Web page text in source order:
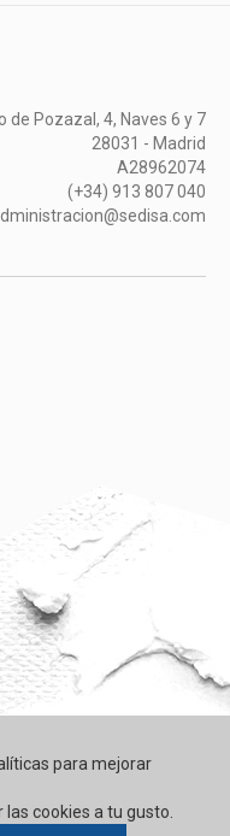
de Pozazal, 4, Naves 6 y 7
28031 - Madrid
A28962074
(+34) 913 807 040
para mejorar
cookies a tu gusto.